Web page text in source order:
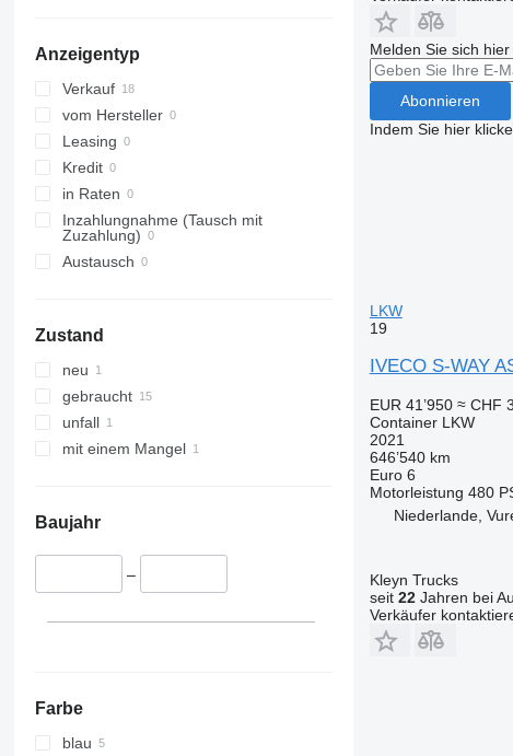
Anzeigentyp
Verkauf
vom Hersteller
Leasing
Kredit
in Raten
Inzahlungnahme (Tausch mit
Zuzahlung)
Austausch
Zustand
neu
gebraucht
unfall
mit einem Mangel
Baujahr
–
Farbe
blau
Melden Sie sich
Abonnieren
Indem Sie hier
LKW
19
IVECO S-WAY
EUR 41’950 ≈ CHF
Container LKW
2021
646’540 km
Euro 6
Motorleistung 480
Niederlande,
Kleyn Trucks
seit 22Jahren bei
Verkäufer